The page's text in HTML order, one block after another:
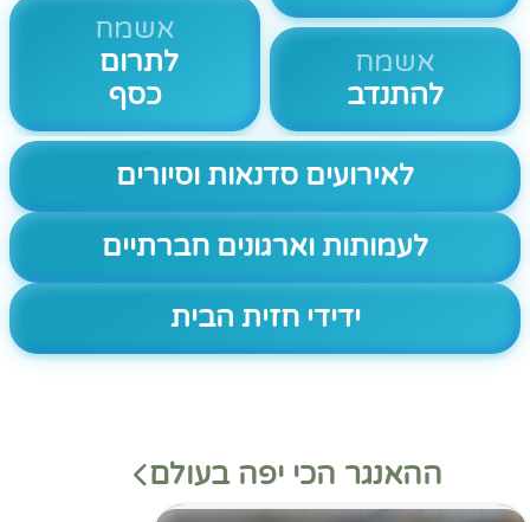
אשמח
להתנדב
אשמח
לתרום
כסף
לאירועים סדנאות וסיורים
לעמותות וארגונים חברתיים
ידידי חזית הבית
ההאנגר הכי יפה בעולם